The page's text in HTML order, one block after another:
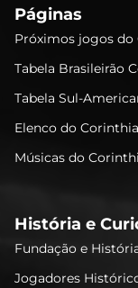
Páginas
Próximos jogos do
Tabela Brasileirão
Tabela Sul-
Elenco do
Músicas do
História e
Fundação e
Jogadores